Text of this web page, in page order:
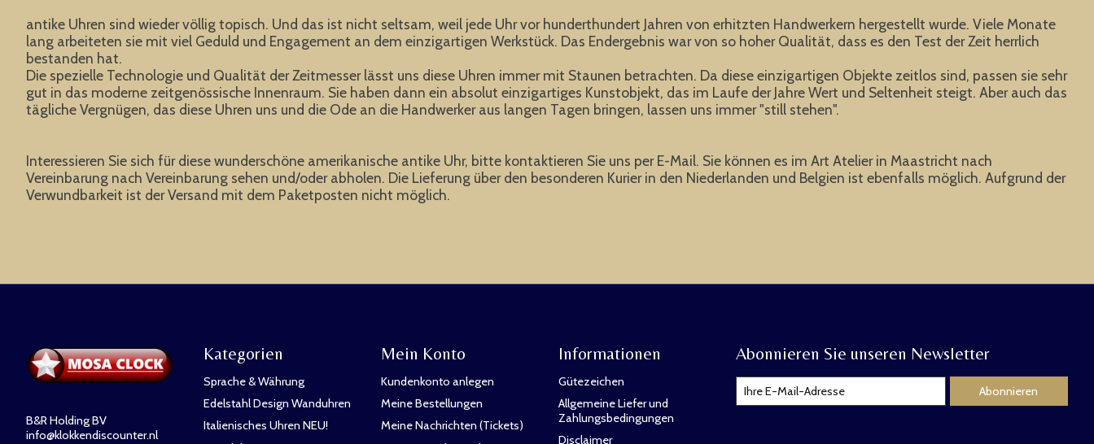
antike Uhren sind wieder völlig topisch. Und das ist nicht seltsam, weil jede Uhr vor hunderthundert Jahren von erhitzten Handwerkern hergestellt wurde. Viele Monate
lang arbeiteten sie mit viel Geduld und Engagement an dem einzigartigen Werkstück. Das Endergebnis war von so hoher Qualität, dass es den Test der Zeit herrlich
bestanden hat.
Die spezielle Technologie und Qualität der Zeitmesser lässt uns diese Uhren immer mit Staunen betrachten. Da diese einzigartigen Objekte zeitlos sind, passen sie sehr
gut in das moderne zeitgenössische Innenraum. Sie haben dann ein absolut einzigartiges Kunstobjekt, das im Laufe der Jahre Wert und Seltenheit steigt. Aber auch das
tägliche Vergnügen, das diese Uhren uns und die Ode an die Handwerker aus langen Tagen bringen, lassen uns immer "still stehen".
Interessieren Sie sich für diese wunderschöne amerikanische antike Uhr, bitte kontaktieren Sie uns per E-Mail. Sie können es im Art Atelier in Maastricht nach
Vereinbarung nach Vereinbarung sehen und/oder abholen. Die Lieferung über den besonderen Kurier in den Niederlanden und Belgien ist ebenfalls möglich. Aufgrund der
Verwundbarkeit ist der Versand mit dem Paketposten nicht möglich.
B&R Holding BV
info@klokkendiscounter.nl
Kategorien
Sprache & Währung
Edelstahl Design Wanduhren
Italienisches Uhren NEU!
Mein Konto
Kundenkonto anlegen
Meine Bestellungen
Meine Nachrichten (Tickets)
Informationen
Gütezeichen
Allgemeine Liefer und
Zahlungsbedingungen
Disclaimer
Abonnieren Sie unseren Newsletter
Abonnieren